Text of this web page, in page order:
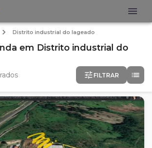
Distrito industrial do lageado
em Distrito industrial do
FILTRAR